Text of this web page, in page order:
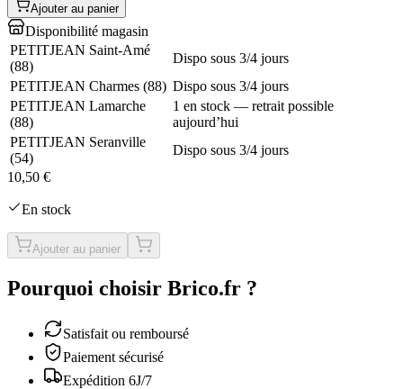
Ajouter au panier
Disponibilité magasin
PETITJEAN Saint-Amé
(88)
Dispo sous 3/4 jours
PETITJEAN Charmes (88) Dispo sous 3/4 jours
PETITJEAN Lamarche
(88)
1 en stock — retrait possible
aujourd’hui
PETITJEAN Seranville
(54)
Dispo sous 3/4 jours
10,50 €
En stock
Ajouter au panier
Pourquoi choisir Brico.fr ?
Satisfait ou remboursé
Paiement sécurisé
Expédition 6J/7